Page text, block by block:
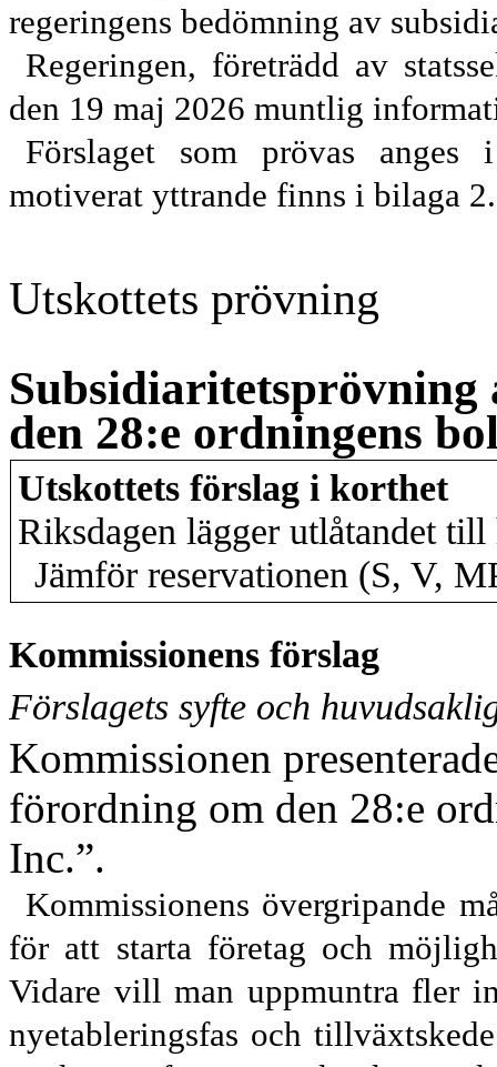
regeringens bedömning av
Regeringen, företrädd av
den 19 maj 2026 muntlig
Förslaget som prövas
motiverat yttrande finns i bilaga 2.
Utskottets prövning
den 28:e ordningens
Utskottets förslag i korthet
Riksdagen lägger utlåtandet
Jämför reservationen (S, V,
Kommissionens förslag
Förslagets syfte och
Kommissionen
förordning om den 28:e
Inc.”.
Kommissionens övergripande
för att starta företag och
Vidare vill man uppmuntra fler
nyetableringsfas och